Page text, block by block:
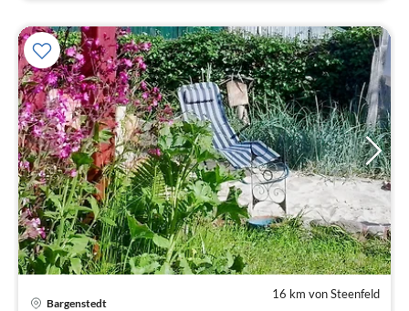
16 km von Steenfeld
Bargenstedt